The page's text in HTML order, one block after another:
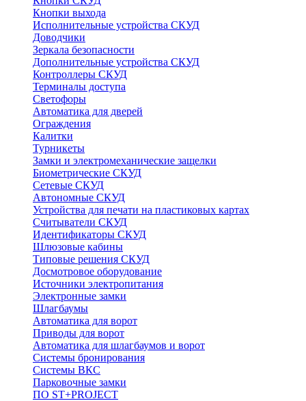
Кнопки выхода
Исполнительные устройства СКУД
Доводчики
Зеркала безопасности
Дополнительные устройства СКУД
Контроллеры СКУД
Терминалы доступа
Светофоры
Автоматика для дверей
Ограждения
Калитки
Турникеты
Замки и электромеханические защелки
Биометрические СКУД
Сетевые СКУД
Автономные СКУД
Устройства для печати на пластиковых картах
Считыватели СКУД
Идентификаторы СКУД
Шлюзовые кабины
Типовые решения СКУД
Досмотровое оборудование
Источники электропитания
Электронные замки
Шлагбаумы
Автоматика для ворот
Приводы для ворот
Автоматика для шлагбаумов и ворот
Системы бронирования
Системы ВКС
Парковочные замки
ПО ST+PROJECT